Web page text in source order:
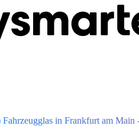
in Frankfurt am Main